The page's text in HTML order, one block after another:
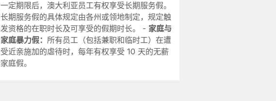
一定期限后，澳大利亚员工有权享受长期服务假。
长期服务假的具体规定由各州或领地制定，规定触
发资格的在职时长及可享受的假期时长。 - 家庭与
家庭暴力假： 所有员工（包括兼职和临时工）在遭
受近亲施加的虐待时，每年有权享受 10 天的无薪
家庭假。